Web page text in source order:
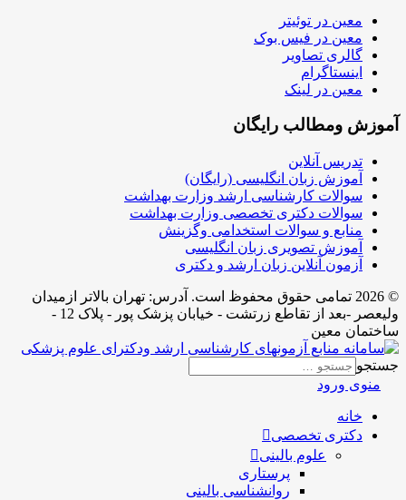
معین در توئیتر
معین در فیس بوک
گالری تصاویر
اینستاگرام
معین در لینک
آموزش ومطالب رایگان
تدریس آنلاین
آموزش زبان انگلیسی (رایگان)
سوالات کارشناسی ارشد وزارت بهداشت
سوالات دکتری تخصصی وزارت بهداشت
منابع و سوالات استخدامی وگزینش
آموزش تصویری زبان انگلیسی
آزمون آنلاین زبان ارشد و دکتری
© 2026 تمامی حقوق محفوظ است. آدرس:‌ تهران بالاتر ازمیدان
ولیعصر -بعد از تقاطع زرتشت - خیابان پزشک پور - پلاک 12 -
ساختمان معین
جستجو
منوی ورود
خانه
دکتری تخصصی
علوم بالینی
پرستاری
روانشناسی بالینی